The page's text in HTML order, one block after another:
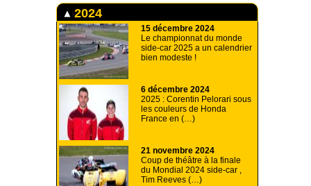
2024
15 décembre 2024
Le championnat du monde
side-car 2025 a un calendrier
bien modeste !
6 décembre 2024
2025 : Corentin Pelorari sous
les couleurs de Honda
France en (…)
21 novembre 2024
Coup de théâtre à la finale
du Mondial 2024 side-car ,
Tim Reeves (…)